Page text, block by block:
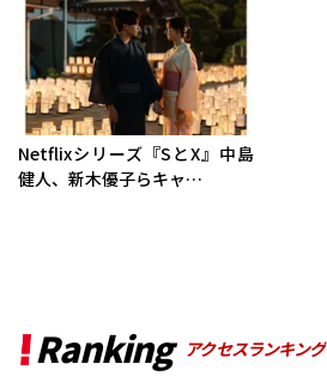
Netflixシリーズ『SとX』中島
健人、新木優子らキャ…
Ranking アクセスランキング